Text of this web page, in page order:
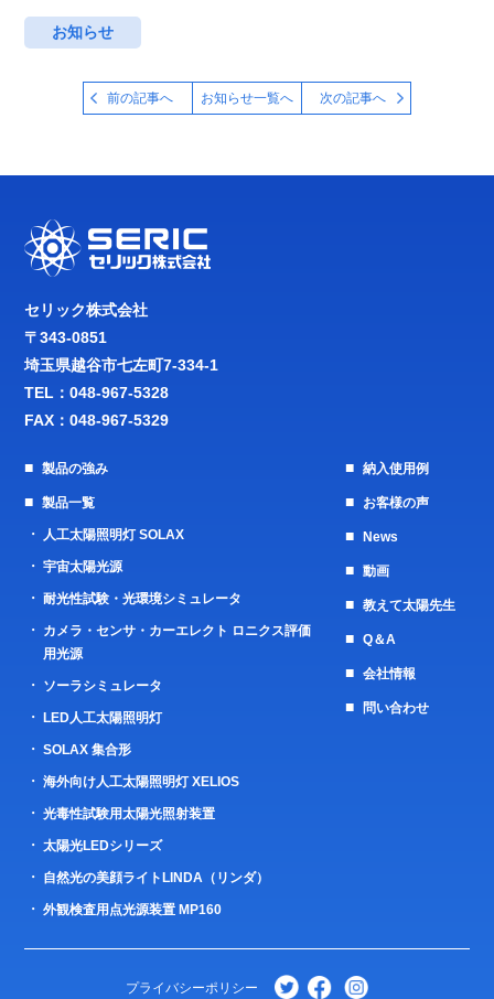
お知らせ
前の記事へ お知らせ一覧へ 次の記事へ
セリック株式会社
〒343-0851
埼玉県越谷市七左町7-334-1
TEL：048-967-5328
FAX：048-967-5329
製品の強み
製品一覧
人工太陽照明灯 SOLAX
宇宙太陽光源
耐光性試験・光環境シミュレータ
カメラ・センサ・カーエレクト ロニクス評価
用光源
ソーラシミュレータ
LED人工太陽照明灯
SOLAX 集合形
海外向け人工太陽照明灯 XELIOS
光毒性試験用太陽光照射装置
太陽光LEDシリーズ
自然光の美顔ライトLINDA（リンダ）
外観検査用点光源装置 MP160
納入使用例
お客様の声
News
動画
教えて太陽先生
Q＆A
会社情報
問い合わせ
プライバシーポリシー